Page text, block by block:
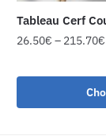
Tableau Cerf
26.50€ – 215.70€